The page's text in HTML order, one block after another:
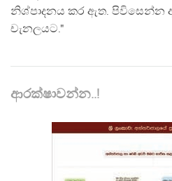
නිශ්පාදනය කර ඇත. පිවිසෙන්න
චැනලයට."
ආරක්ෂාවන්න..!